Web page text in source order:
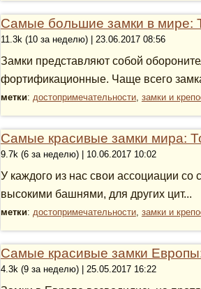
Самые большие замки в мире:
11.3k (10 за неделю) | 23.06.2017 08:56
Замки представляют собой
фортификационные. Чаще всего
метки: достопримечательности, замки и
Самые красивые замки мира:
9.7k (6 за неделю) | 10.06.2017 10:02
У каждого из нас свои ассоциации со
высокими башнями, для других цит...
метки: достопримечательности, замки и
Самые красивые замки
4.3k (9 за неделю) | 25.05.2017 16:22